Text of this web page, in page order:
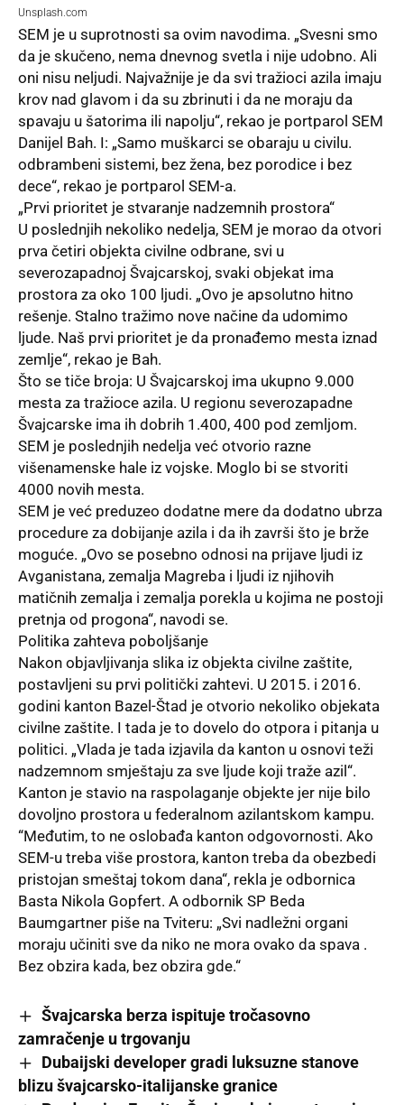
Unsplash.com
SEM je u suprotnosti sa ovim navodima. „Svesni smo
da je skučeno, nema dnevnog svetla i nije udobno. Ali
oni nisu neljudi. Najvažnije je da svi tražioci azila imaju
krov nad glavom i da su zbrinuti i da ne moraju da
spavaju u šatorima ili napolju“, rekao je portparol SEM
Danijel Bah. I: „Samo muškarci se obaraju u civilu.
odbrambeni sistemi, bez žena, bez porodice i bez
dece“, rekao je portparol SEM-a.
„Prvi prioritet je stvaranje nadzemnih prostora“
U poslednjih nekoliko nedelja, SEM je morao da otvori
prva četiri objekta civilne odbrane, svi u
severozapadnoj Švajcarskoj, svaki objekat ima
prostora za oko 100 ljudi. „Ovo je apsolutno hitno
rešenje. Stalno tražimo nove načine da udomimo
ljude. Naš prvi prioritet je da pronađemo mesta iznad
zemlje“, rekao je Bah.
Što se tiče broja: U Švajcarskoj ima ukupno 9.000
mesta za tražioce azila. U regionu severozapadne
Švajcarske ima ih dobrih 1.400, 400 pod zemljom.
SEM je poslednjih nedelja već otvorio razne
višenamenske hale iz vojske. Moglo bi se stvoriti
4000 novih mesta.
SEM je već preduzeo dodatne mere da dodatno ubrza
procedure za dobijanje azila i da ih završi što je brže
moguće. „Ovo se posebno odnosi na prijave ljudi iz
Avganistana, zemalja Magreba i ljudi iz njihovih
matičnih zemalja i zemalja porekla u kojima ne postoji
pretnja od progona“, navodi se.
Politika zahteva poboljšanje
Nakon objavljivanja slika iz objekta civilne zaštite,
postavljeni su prvi politički zahtevi. U 2015. i 2016.
godini kanton Bazel-Štad je otvorio nekoliko objekata
civilne zaštite. I tada je to dovelo do otpora i pitanja u
politici. „Vlada je tada izjavila da kanton u osnovi teži
nadzemnom smještaju za sve ljude koji traže azil“.
Kanton je stavio na raspolaganje objekte jer nije bilo
dovoljno prostora u federalnom azilantskom kampu.
“Međutim, to ne oslobađa kanton odgovornosti. Ako
SEM-u treba više prostora, kanton treba da obezbedi
pristojan smeštaj tokom dana“, rekla je odbornica
Basta Nikola Gopfert. A odbornik SP Beda
Baumgartner piše na Tviteru: „Svi nadležni organi
moraju učiniti sve da niko ne mora ovako da spava .
Bez obzira kada, bez obzira gde.“
Švajcarska berza ispituje tročasovno
zamračenje u trgovanju
Dubaijski developer gradi luksuzne stanove
blizu švajcarsko-italijanske granice